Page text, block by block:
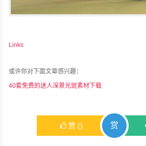
Links
或许你对下面文章感兴趣：
40套免费的迷人深景光斑素材下载
赞 () 赏